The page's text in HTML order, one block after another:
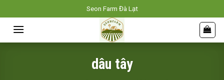
to
content
Seon Farm Đà Lạt
dâu tây